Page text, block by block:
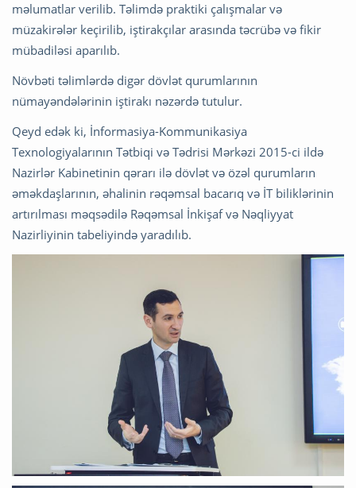
məlumatlar verilib. Təlimdə praktiki çalışmalar və
müzakirələr keçirilib, iştirakçılar arasında təcrübə və fikir
mübadiləsi aparılıb.
Növbəti təlimlərdə digər dövlət qurumlarının
nümayəndələrinin iştirakı nəzərdə tutulur.
Qeyd edək ki, İnformasiya-Kommunikasiya
Texnologiyalarının Tətbiqi və Tədrisi Mərkəzi 2015-ci ildə
Nazirlər Kabinetinin qərarı ilə dövlət və özəl qurumların
əməkdaşlarının, əhalinin rəqəmsal bacarıq və İT biliklərinin
artırılması məqsədilə Rəqəmsal İnkişaf və Nəqliyyat
Nazirliyinin tabeliyində yaradılıb.